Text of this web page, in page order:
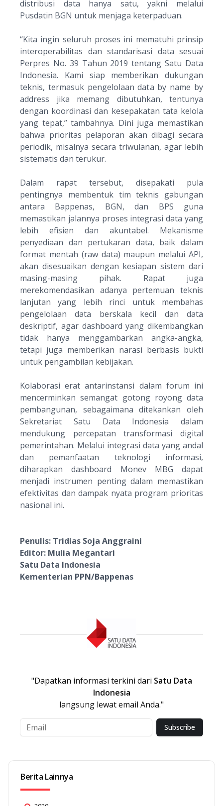
distribusi data hanya satu, yakni melalui
Pusdatin BGN untuk menjaga keterpaduan.
“Kita ingin seluruh proses ini mematuhi prinsip
interoperabilitas dan standarisasi data sesuai
Perpres No. 39 Tahun 2019 tentang Satu Data
Indonesia. Kami siap memberikan dukungan
teknis, termasuk pengelolaan data by name by
address jika memang dibutuhkan, tentunya
dengan koordinasi dan kesepakatan tata kelola
yang tepat,” tambahnya. Dini juga memastikan
bahwa prioritas pelaporan akan dibagi secara
periodik, misalnya secara triwulanan, agar lebih
sistematis dan terukur.
Dalam rapat tersebut, disepakati pula
pentingnya membentuk tim teknis gabungan
antara Bappenas, BGN, dan BPS guna
memastikan jalannya proses integrasi data yang
lebih efisien dan akuntabel. Mekanisme
penyediaan dan pertukaran data, baik dalam
format mentah (raw data) maupun melalui API,
akan disesuaikan dengan kesiapan sistem dari
masing-masing pihak. Rapat juga
merekomendasikan adanya pertemuan teknis
lanjutan yang lebih rinci untuk membahas
pengelolaan data berskala kecil dan data
deskriptif, agar dashboard yang dikembangkan
tidak hanya menggambarkan angka-angka,
tetapi juga memberikan narasi berbasis bukti
untuk pengambilan kebijakan.
Kolaborasi erat antarinstansi dalam forum ini
mencerminkan semangat gotong royong data
pembangunan, sebagaimana ditekankan oleh
Sekretariat Satu Data Indonesia dalam
mendukung percepatan transformasi digital
pemerintahan. Melalui integrasi data yang andal
dan pemanfaatan teknologi informasi,
diharapkandashboard MonevMBG dapat
menjadi instrumen penting dalam memastikan
efektivitas dan dampak nyata program prioritas
nasional ini.
Penulis: Tridias Soja Anggraini
Editor: Mulia Megantari
Satu Data Indonesia
Kementerian PPN/Bappenas
"Dapatkan informasi terkini dari Satu Data
Indonesia
langsung lewat email Anda."
Subscribe
Berita Lainnya